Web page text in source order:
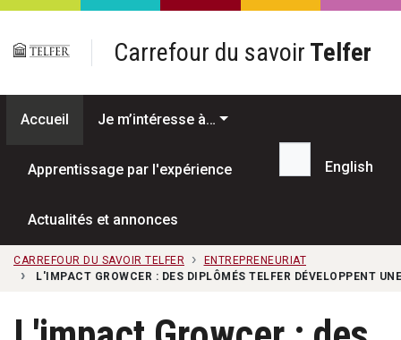
Passer au contenu principal
Carrefour du savoir Telfer
Accueil Je m’intéresse à…
Apprentissage par l'expérience
Actualités et annonces
Recherche...
English
CARREFOUR DU SAVOIR TELFER
ENTREPRENEURIAT
L'IMPACT GROWCER : DES DIPLÔMÉS TELFER DÉVELOPPENT